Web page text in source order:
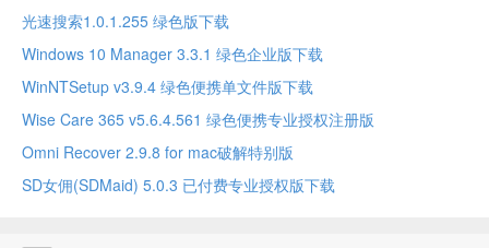
光速搜索1.0.1.255 绿色版下载
Windows 10 Manager 3.3.1 绿色企业版下载
WinNTSetup v3.9.4 绿色便携单文件版下载
Wise Care 365 v5.6.4.561 绿色便携专业授权注册版
Omni Recover 2.9.8 for mac破解特别版
SD女佣(SDMaid) 5.0.3 已付费专业授权版下载